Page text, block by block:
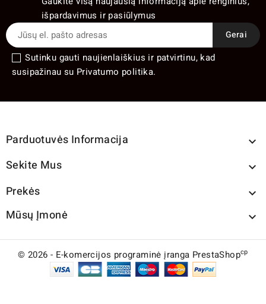
išpardavimus ir pasiūlymus
Sutinku gauti naujienlaiškius ir patvirtinu, kad
susipažinau su Privatumo politika.
Parduotuvės Informacija 
Sekite Mus 
Prekės 
Mūsų Įmonė 
© 2026 - E-komercijos programinė įranga PrestaShopcp